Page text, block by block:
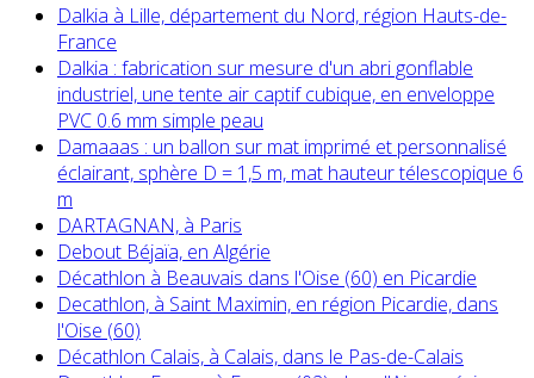
Dalkia à Lille, département du Nord, région Hauts-de-
France
Dalkia : fabrication sur mesure d'un abri gonflable
industriel, une tente air captif cubique, en enveloppe
PVC 0.6 mm simple peau
Damaaas : un ballon sur mat imprimé et personnalisé
éclairant, sphère D = 1,5 m, mat hauteur télescopique 6
m
DARTAGNAN, à Paris
Debout Béjaïa, en Algérie
Décathlon à Beauvais dans l'Oise (60) en Picardie
Decathlon, à Saint Maximin, en région Picardie, dans
l'Oise (60)
Décathlon Calais, à Calais, dans le Pas-de-Calais